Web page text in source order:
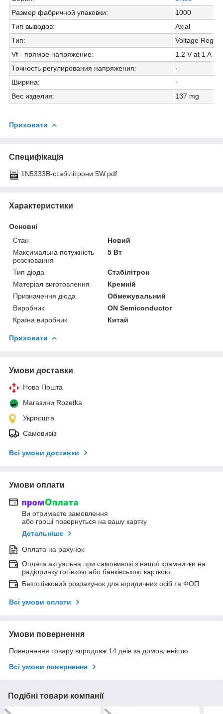
Размер фабричной упаковки:
1000
Тип выводов:
Axial
Тип:
Voltage
Vf - прямое напряжение:
1.2 V at 1 A
Точность регулирования напряжения:
-
Ширина:
-
Вес изделия: 137 mg
Приховати
Специфікація
1N5333B-стабілітрони 5W.pdf
Характеристики
Основні
Стан
Новий
Максимальна потужність
розсіювання
5 Вт
Тип діода
Стабілітрон
Матеріал виготовлення
Кремній
Призначення діода
Обмежувальний
Виробник
ON Semiconductor
Країна виробник
Китай
Приховати
Умови доставки
Нова Пошта
Магазини Rozetka
Укрпошта
Самовивіз
Всі умови доставки
Умови оплати
Ви отримаєте замовлення
або гроші повернуться на вашу картку
Детальніше
Оплата на рахунок
Оплата актуальна при самовивозі з нашої крамнички на
радіоринку готівкою або банківською карткою.
Безготівковий розрахунок для юридичних осіб та ФОП
Всі умови оплати
Умови повернення
Повернення товару впродовж 14 днів за домовленістю
Всі умови повернення
Подібні товари компанії